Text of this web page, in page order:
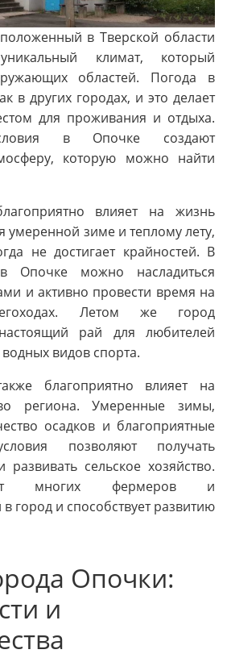
в Тверской области
климат, который
областей. Погода в
в других городах, и это делает
для проживания и отдыха.
в Опочке создают
которую можно найти
влияет на жизнь
умеренной зиме и теплому лету,
не достигает крайностей. В
Опочке можно насладиться
и активно провести время на
Летом же город
рай для любителей
видов спорта.
благоприятно влияет на
региона. Умеренные зимы,
осадков и благоприятные
позволяют получать
сельское хозяйство.
многих фермеров и
город и способствует развитию
Опочки:
и